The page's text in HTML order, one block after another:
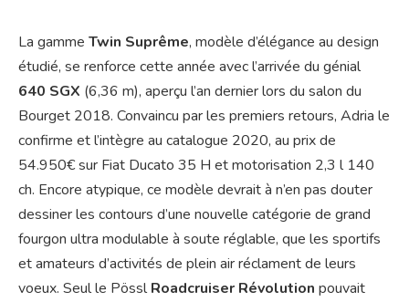
La gamme Twin Suprême, modèle d’élégance au design
étudié, se renforce cette année avec l’arrivée du génial
640 SGX (6,36 m), aperçu l’an dernier lors du salon du
Bourget 2018. Convaincu par les premiers retours, Adria le
confirme et l’intègre au catalogue 2020, au prix de
54.950€ sur Fiat Ducato 35 H et motorisation 2,3 l 140
ch. Encore atypique, ce modèle devrait à n’en pas douter
dessiner les contours d’une nouvelle catégorie de grand
fourgon ultra modulable à soute réglable, que les sportifs
et amateurs d’activités de plein air réclament de leurs
voeux. Seul le PösslRoadcruiser Révolution pouvait